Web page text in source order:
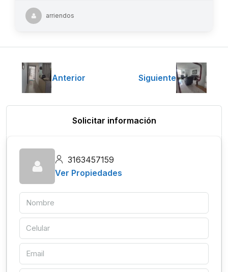
arriendos
Anterior Siguiente
Solicitar información
3163457159
Ver Propiedades